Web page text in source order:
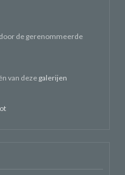
de gerenommeerde
van deze galerijen